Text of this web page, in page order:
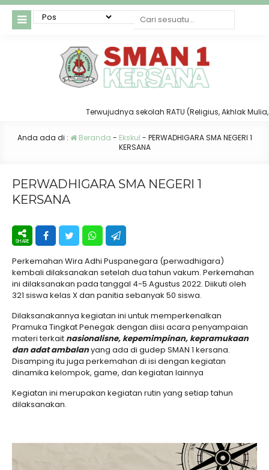
Terwujudnya sekolah RATU (Religius, Akhlak Mulia,
Anda ada di : Beranda - Ekskul - PERWADHIGARA SMA NEGERI 1
KERSANA
PERWADHIGARA SMA NEGERI 1
KERSANA
Perkemahan Wira Adhi Puspanegara (perwadhigara)
kembali dilaksanakan setelah dua tahun vakum. Perkemahan
ini dilaksanakan pada tanggal 4-5 Agustus 2022. Diikuti oleh
321 siswa kelas X dan panitia sebanyak 50 siswa.
Dilaksanakannya kegiatan ini untuk memperkenalkan
Pramuka Tingkat Penegak dengan diisi acara penyampaian
materi terkait nasionalisne, kepemimpinan, kepramukaan
dan adat ambalanyang ada di gudep SMAN 1 kersana.
Disamping itu juga perkemahan di isi dengan kegiatan
dinamika kelompok, game, dan kegiatan lainnya
Kegiatan ini merupakan kegiatan rutin yang setiap tahun
dilaksanakan.